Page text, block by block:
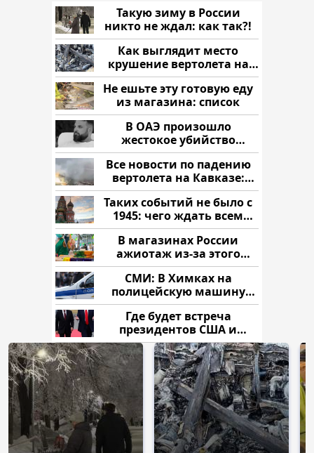
Такую зиму в России
никто не ждал: как так?!
Как выглядит место
крушение вертолета на
Кавказе: смотреть
Не ешьте эту готовую еду
из магазина: список
В ОАЭ произошло
жестокое убийство
криптомиллионера
Все новости по падению
вертолета на Кавказе:
читать здесь
Таких событий не было с
1945: чего ждать всем
нам?
В магазинах России
ажиотаж из-за этого
продукта: что купить?
СМИ: В Химках на
полицейскую машину
напали и подожгли.
Где будет встреча
президентов США и
России: Европа?